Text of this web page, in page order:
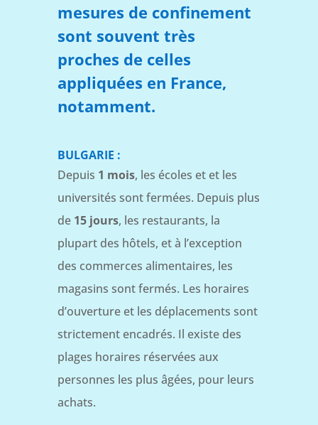
mesures de confinement
sont souvent très
proches de celles
appliquées en France,
notamment.
BULGARIE :
Depuis 1 mois, les écoles et et les
universités sont fermées. Depuis plus
de 15 jours, les restaurants, la
plupart des hôtels, et à l’exception
des commerces alimentaires, les
magasins sont fermés. Les horaires
d’ouverture et les déplacements sont
strictement encadrés. Il existe des
plages horaires réservées aux
personnes les plus âgées, pour leurs
achats.